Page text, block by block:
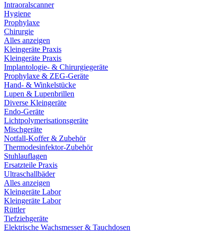
Intraoralscanner
Hygiene
Prophylaxe
Chirurgie
Alles anzeigen
Kleingeräte Praxis
Kleingeräte Praxis
Implantologie- & Chirurgiegeräte
Prophylaxe & ZEG-Geräte
Hand- & Winkelstücke
Lupen & Lupenbrillen
Diverse Kleingeräte
Endo-Geräte
Lichtpolymerisationsgeräte
Mischgeräte
Notfall-Koffer & Zubehör
Thermodesinfektor-Zubehör
Stuhlauflagen
Ersatzteile Praxis
Ultraschallbäder
Alles anzeigen
Kleingeräte Labor
Kleingeräte Labor
Rüttler
Tiefziehgeräte
Elektrische Wachsmesser & Tauchdosen